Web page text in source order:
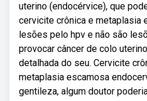
uterino (endocérvice), que
cervicite crônica e metaplasia
lesões pelo hpv e não são
provocar câncer de colo
detalhada do seu. Cervicite
metaplasia escamosa
gentileza, algum doutor